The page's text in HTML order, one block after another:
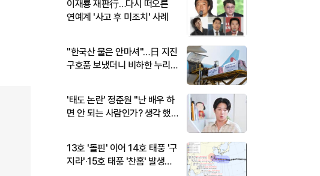
이재룡 재판行…다시 떠오른
연예계 '사고 후 미조치' 사례
"한국산 물은 안마셔"…日 지진
구호품 보냈더니 비하한 누리
'태도 논란' 정준원 "난 배우 하
면 안 되는 사람인가? 생각 했
13호 '돌핀' 이어 14호 태풍 '구
지라'·15호 태풍 '찬홈' 발생…